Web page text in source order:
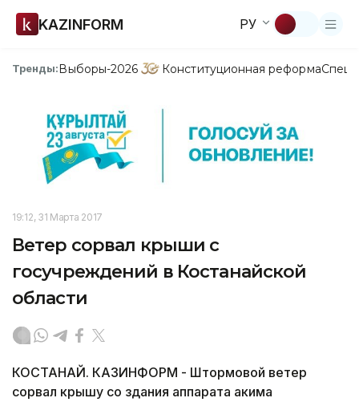
KAZINFORM РУ
Тренды:Выборы-2026 Конституционная реформа
19:12, 31 Марта 2017
Ветер сорвал крыши с
госучреждений в Костанайской
области
КОСТАНАЙ. КАЗИНФОРМ - Штормовой ветер
сорвал крышу со здания аппарата акима